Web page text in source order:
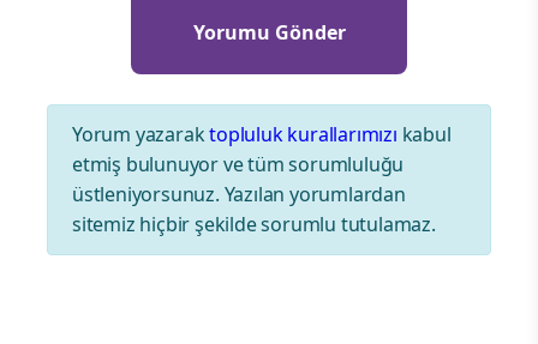
Yorum yazaraktopluluk kurallarımızı kabul
etmiş bulunuyor ve tüm sorumluluğu
üstleniyorsunuz. Yazılan yorumlardan
sitemiz hiçbir şekilde sorumlu tutulamaz.